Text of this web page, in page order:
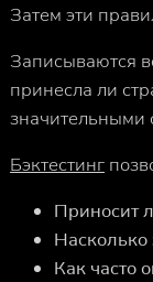
Затем эти
Записываются
принесла ли
значительными
Бэктестинг
Приносит
Насколько
Как часто